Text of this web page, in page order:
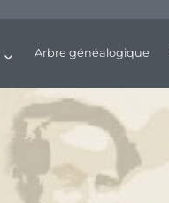
Arbre généalogique